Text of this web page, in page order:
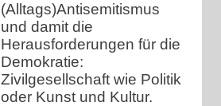
(Alltags)Antisemitismus
und damit die
Herausforderungen für die
Demokratie:
Zivilgesellschaft wie Politik
oder Kunst und Kultur.